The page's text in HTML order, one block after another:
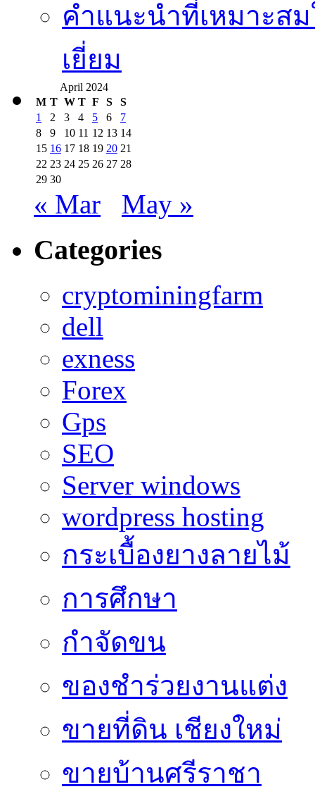
คำแนะนำที่เหมาะสม
เยี่ยม
April 2024
M T W T F S
S
1
2 3 4 5 6
7
8
9 10 11 12 13 14
15 16 17 18 19 20 21
22 23 24 25 26 27 28
29 30
« Mar May »
Categories
cryptominingfarm
dell
exness
Forex
Gps
SEO
Server windows
wordpress hosting
กระเบื้องยางลายไม้
การศึกษา
กำจัดขน
ของชำร่วยงานแต่ง
ขายที่ดิน เชียงใหม่
ขายบ้านศรีราชา